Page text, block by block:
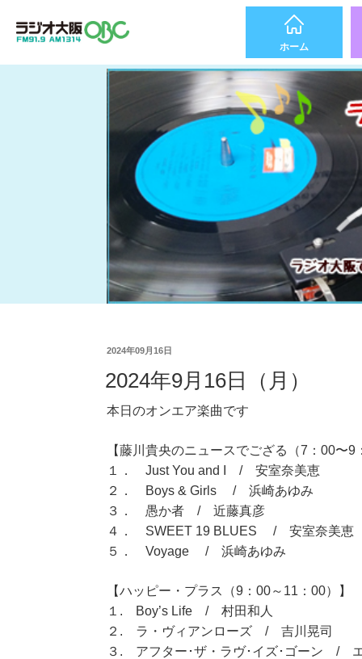
ホーム
2024年09月16日
2024年9月16日（月）
本日のオンエア楽曲です
【藤川貴央のニュースでござる（7：00〜9
１． Just You and I / 安室奈美恵
２． Boys & Girls / 浜崎あゆみ
３． 愚か者 / 近藤真彦
４． SWEET 19 BLUES / 安室奈美恵
５． Voyage / 浜崎あゆみ
【ハッピー・プラス（9：00～11：00）】
１. Boy’s Life / 村田和人
２. ラ・ヴィアンローズ / 吉川晃司
３. アフター･ザ・ラヴ･イズ･ゴーン /